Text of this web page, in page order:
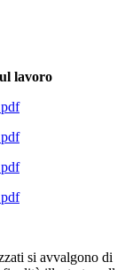
lavoro
si avvalgono di